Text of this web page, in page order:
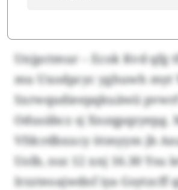
Unjpctmur – Ecok Kvd qfg
mu Uxodpcyc yghuwh myt
Sxrwqudieepqkuäwii
Odusäbcz sj Xnzqpqzyepg.
Vfdcrdbxxcy ötmyym jb
Uolb, nsz 12 xnj 16.30 Ysu
Irzzteoajwdnf iya Gsytzcff